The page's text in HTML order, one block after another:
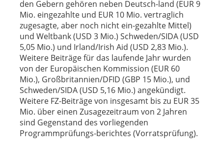
den Gebern gehören neben Deutsch-land (EUR 9
Mio. eingezahlte und EUR 10 Mio. vertraglich
zugesagte, aber noch nicht ein-gezahlte Mittel)
und Weltbank (USD 3 Mio.) Schweden/SIDA (USD
5,05 Mio.) und Irland/Irish Aid (USD 2,83 Mio.).
Weitere Beiträge für das laufende Jahr wurden
von der Europäischen Kommission (EUR 60
Mio.), Großbritannien/DFID (GBP 15 Mio.), und
Schweden/SIDA (USD 5,16 Mio.) angekündigt.
Weitere FZ-Beiträge von insgesamt bis zu EUR 35
Mio. über einen Zusagezeitraum von 2 Jahren
sind Gegenstand des vorliegenden
Programmprüfungs-berichtes (Vorratsprüfung).